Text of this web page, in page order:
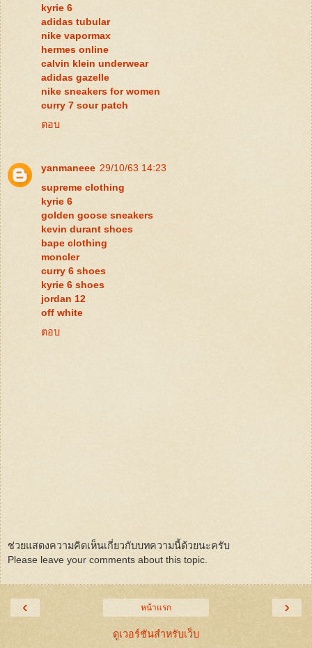
kyrie 6
adidas tubular
nike vapormax
hermes online
calvin klein underwear
adidas gazelle
nike sneakers for women
curry 7 sour patch
ตอบ
yanmaneee 29/10/63 14:23
supreme clothing
kyrie 6
golden goose sneakers
kevin durant shoes
bape clothing
moncler
curry 6 shoes
kyrie 6 shoes
jordan 12
off white
ตอบ
ช่วยแสดงความคิดเห็นเกี่ยวกับบทความนี้ด้วยนะครับ
Please leave your comments about this topic.
‹ ›
หน้าแรก
ดูเวอร์ชันสำหรับเว็บ